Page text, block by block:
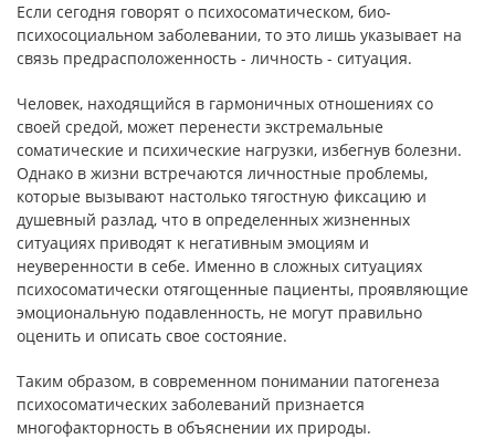
Если сегодня говорят о психосоматическом, био­
психосоциальном заболевании, то это лишь указывает на
связь предрасположенность - личность - ситуация.
Человек, находящийся в гармоничных отношениях со
своей средой, может перенести экстремальные
соматические и психи­ческие нагрузки, избегнув болезни.
Однако в жизни встречаются личностные проблемы,
которые вызывают настолько тягостную фиксацию и
душевный разлад, что в определенных жизненных
ситуациях приводят к негативным эмоциям и
неуверенности в се­бе. Именно в сложных ситуациях
психосоматически отягощен­ные пациенты, проявляющие
эмоциональную подавленность, не могут правильно
оценить и описать свое состояние.
Таким образом, в современном понимании патогенеза
психо­соматических заболеваний признается
многофакторность в объ­яснении их природы.